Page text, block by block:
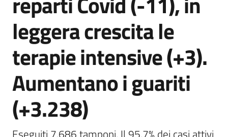
Seguici
su
leggera crescita le
terapie intensive (+3).
Aumentano i guariti
(+3.238)